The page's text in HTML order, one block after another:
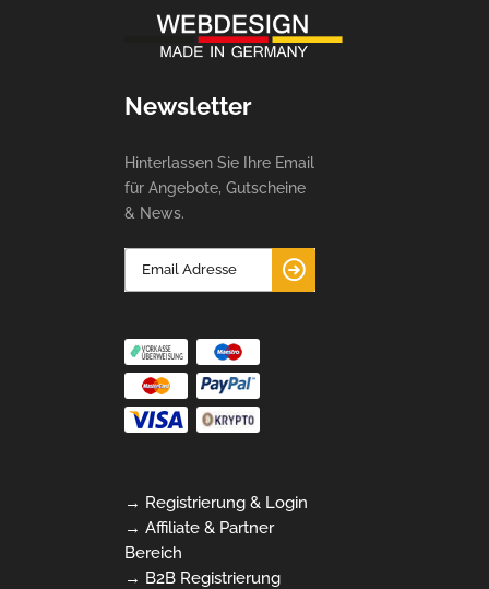
Newsletter
Hinterlassen Sie Ihre Email
für Angebote, Gutscheine
& News.
→ Registrierung & Login
→ Affiliate & Partner
Bereich
→ B2B Registrierung